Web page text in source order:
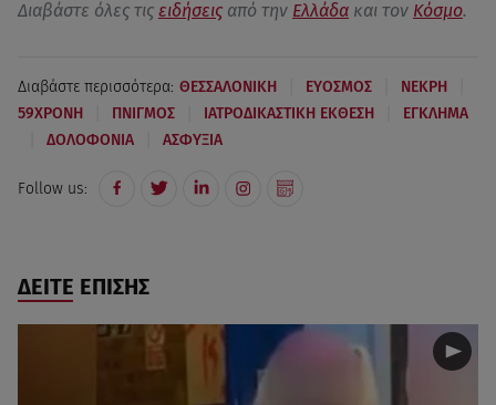
Διαβάστε όλες τις ειδήσεις από την Ελλάδα και τον Κόσμο.
Διαβάστε περισσότερα: ΘΕΣΣΑΛΟΝΙΚΗ ΕΥΟΣΜΟΣ ΝΕΚΡΗ
59ΧΡΟΝΗ ΠΝΙΓΜΟΣ ΙΑΤΡΟΔΙΚΑΣΤΙΚΗ ΕΚΘΕΣΗ ΕΓΚΛΗΜΑ
ΔΟΛΟΦΟΝΙΑ ΑΣΦΥΞΙΑ
Follow us:
ΔΕΙΤΕ ΕΠΙΣΗΣ